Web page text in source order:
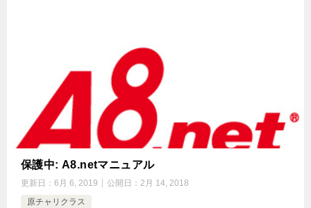
保護中: A8.netマニュアル
更新日： 6月 6, 2019 公開日： 2月 14, 2018
原チャリクラス